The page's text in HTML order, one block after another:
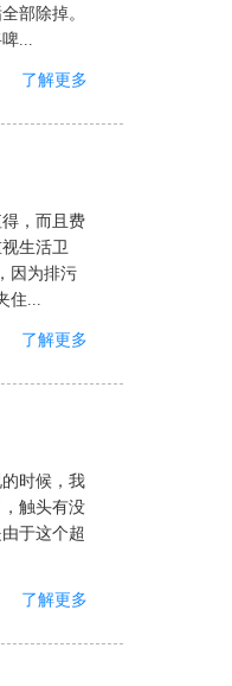
部除掉。
...
了解更多
，而且费
生活卫
因为排污
住...
了解更多
时候，我
触头有没
于这个超
了解更多